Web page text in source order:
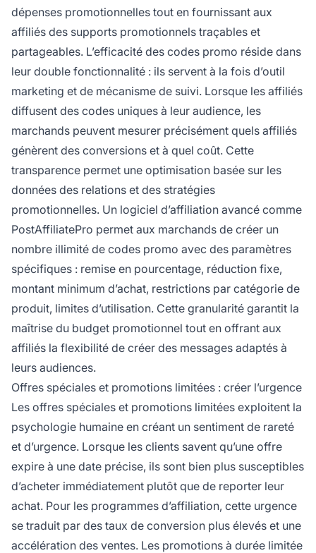
dépenses promotionnelles tout en fournissant aux
affiliés des supports promotionnels traçables et
partageables. L’efficacité des codes promo réside dans
leur double fonctionnalité : ils servent à la fois d’outil
marketing et de mécanisme de suivi. Lorsque les affiliés
diffusent des codes uniques à leur audience, les
marchands peuvent mesurer précisément quels affiliés
génèrent des conversions et à quel coût. Cette
transparence permet une optimisation basée sur les
données des relations et des stratégies
promotionnelles. Un logiciel d’affiliation avancé comme
PostAffiliatePro permet aux marchands de créer un
nombre illimité de codes promo avec des paramètres
spécifiques : remise en pourcentage, réduction fixe,
montant minimum d’achat, restrictions par catégorie de
produit, limites d’utilisation. Cette granularité garantit la
maîtrise du budget promotionnel tout en offrant aux
affiliés la flexibilité de créer des messages adaptés à
leurs audiences.
Offres spéciales et promotions limitées : créer l’urgence
Les offres spéciales et promotions limitées exploitent la
psychologie humaine en créant un sentiment de rareté
et d’urgence. Lorsque les clients savent qu’une offre
expire à une date précise, ils sont bien plus susceptibles
d’acheter immédiatement plutôt que de reporter leur
achat. Pour les programmes d’affiliation, cette urgence
se traduit par des taux de conversion plus élevés et une
accélération des ventes. Les promotions à durée limitée